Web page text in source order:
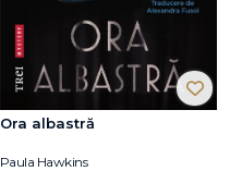
Ora albastră
Paula Hawkins